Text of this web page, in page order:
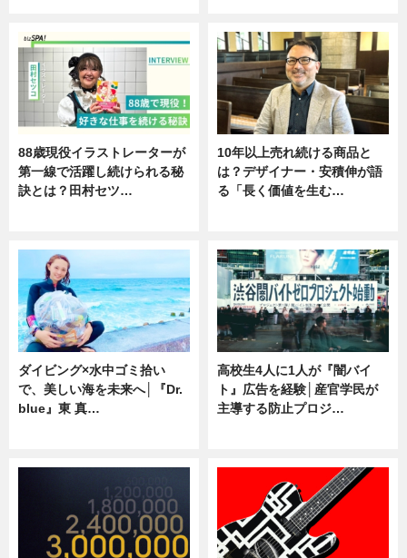
88歳現役イラストレーターが
第一線で活躍し続けられる秘
訣とは？田村セツ…
10年以上売れ続ける商品と
は？デザイナー・安積伸が語
る「長く価値を生む…
ダイビング×水中ゴミ拾い
で、美しい海を未来へ│『Dr.
blue』東 真…
高校生4人に1人が『闇バイ
ト』広告を経験│産官学民が
主導する防止プロジ…